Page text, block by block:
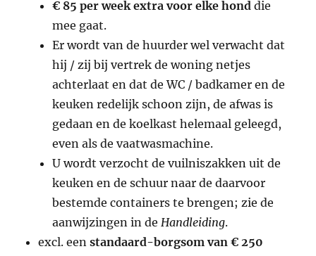
€ 85 per week extra voor elke hond die
mee gaat.
Er wordt van de huurder wel verwacht dat
hij / zij bij vertrek de woning netjes
achterlaat en dat de WC / badkamer en de
keuken redelijk schoon zijn, de afwas is
gedaan en de koelkast helemaal geleegd,
even als de vaatwasmachine.
U wordt verzocht de vuilniszakken uit de
keuken en de schuur naar de daarvoor
bestemde containers te brengen; zie de
aanwijzingen in deHandleiding.
excl. eenstandaard-borgsom van € 250